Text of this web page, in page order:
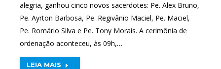
alegria, ganhou cinco novos sacerdotes: Pe. Alex Bruno,
Pe. Ayrton Barbosa, Pe. Regivânio Maciel, Pe. Maciel,
Pe. Romário Silva e Pe. Tony Morais. A cerimônia de
ordenação aconteceu, às 09h,…
LEIA MAIS